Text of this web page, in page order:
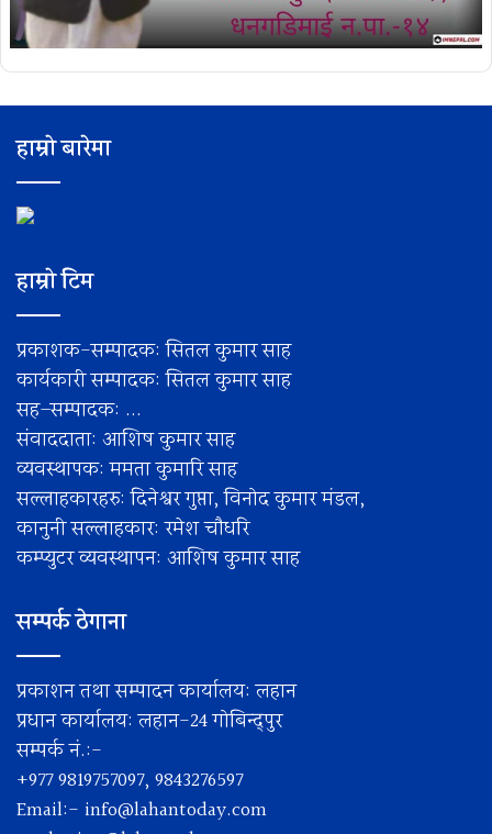
हाम्रो बारेमा
हाम्रो टिम
प्रकाशक-सम्पादक: सितल कुमार साह
कार्यकारी सम्पादक: सितल कुमार साह
सह–सम्पादक: ...
संवाददाता: आशिष कुमार साह
व्यवस्थापक: ममता कुमारि साह
सल्लाहकारहरु: दिनेश्वर गुप्ता, विनोद कुमार मंडल,
कानुनी सल्लाहकार: रमेश चाैधरि
कम्प्युटर व्यवस्थापन: आशिष कुमार साह
सम्पर्क ठेगाना
प्रकाशन तथा सम्पादन कार्यालय: लहान
प्रधान कार्यालय: लहान-24 गोबिन्द्पुर
सम्पर्क नं.:-
+977 9819757097, 9843276597
Email:- info@lahantoday.com